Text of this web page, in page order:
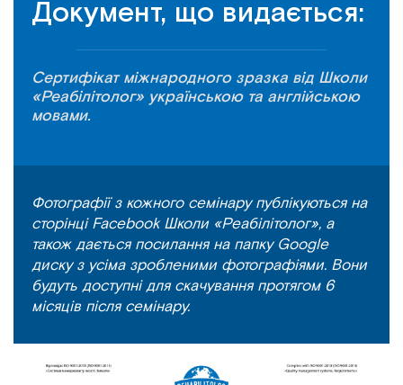
Документ, що видається:
Сертифікат міжнародного зразка від Школи
«Реабілітолог» українською та англійською
мовами.
Фотографії з кожного семінару публікуються на
сторінці Facebook Школи «Реабілітолог», а
також дається посилання на папку Google
диску з усіма зробленими фотографіями. Вони
будуть доступні для скачування протягом 6
місяців після семінару.